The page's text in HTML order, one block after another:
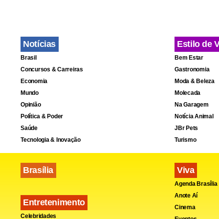
Federal,
em 2024.
abrangem
preparação
22,3%.
O
ocupados
Os serviços
obras de
Notícias
Brasil
Concursos & Carreiras
Economia
Mundo
Opinião
Política & Poder
Saúde
Tecnologia & Inovação
Brasília
Entretenimento
Celebridades
Estilo de
Bem Estar
Gastronomia
Moda & Beleza
Molecada
Na Garagem
Notícia Animal
JBr Pets
Turismo
Viva
Agenda Brasília
Anote Aí
Cinema